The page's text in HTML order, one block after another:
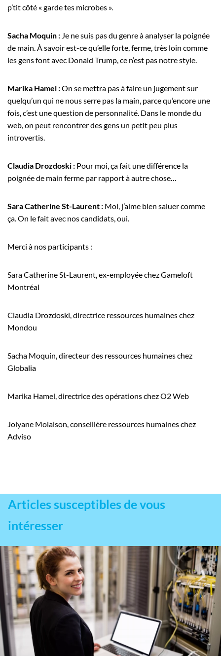
p’tit côté « garde tes microbes ».
Sacha Moquin : Je ne suis pas du genre à analyser la poignée
de main. À savoir est-ce qu’elle forte, ferme, très loin comme
les gens font avec Donald Trump, ce n’est pas notre style.
Marika Hamel :On se mettra pas à faire un jugement sur
quelqu’un qui ne nous serre pas la main, parce qu’encore une
fois, c’est une question de personnalité. Dans le monde du
web, on peut rencontrer des gens un petit peu plus
introvertis.
Claudia Drozdoski : Pour moi, ça fait une différence la
poignée de main ferme par rapport à autre chose…
Sara Catherine St-Laurent : Moi, j’aime bien saluer comme
ça. On le fait avec nos candidats, oui.
Merci à nos participants :
Sara Catherine St-Laurent, ex-employée chez Gameloft
Montréal
Claudia Drozdoski, directrice ressources humaines chez
Mondou
Sacha Moquin, directeur des ressources humaines chez
Globalia
Marika Hamel, directrice des opérations chez O2 Web
Jolyane Molaison, conseillère ressources humaines chez
Adviso
Articles susceptibles de vous
intéresser